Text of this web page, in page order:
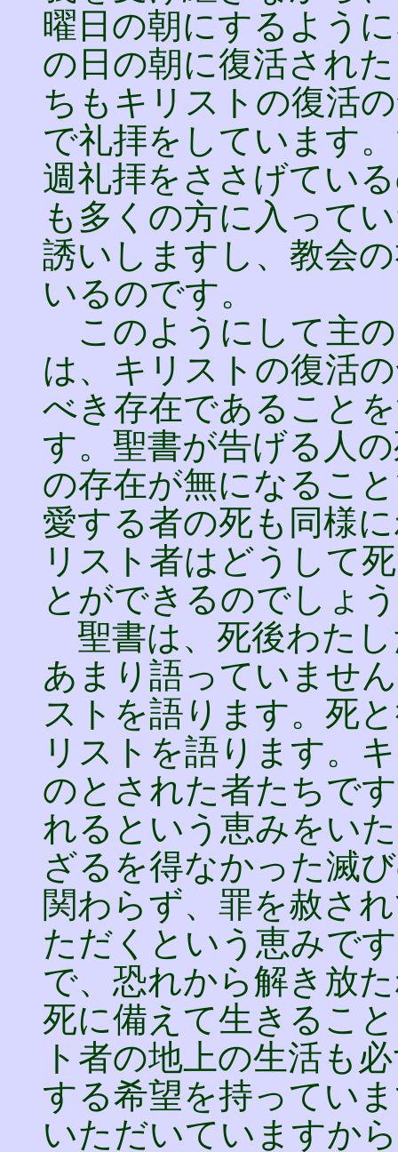
曜日の朝にするよう
の日の朝に復活され
ちもキリストの復活
で礼拝をしています
週礼拝をささげてい
も多くの方に入って
誘いしますし、教会
いるのです。
このようにして主
は、キリストの復活
べき存在であること
す。聖書が告げる人
の存在が無になるこ
愛する者の死も同様
リスト者はどうして
とができるのでしょ
聖書は、死後わた
あまり語っていませ
ストを語ります。死
リストを語ります。
のとされた者たちで
れるという恵みをい
ざるを得なかった滅
関わらず、罪を赦さ
ただくという恵みで
で、恐れから解き放
死に備えて生きるこ
ト者の地上の生活も
する希望を持ってい
いただいていますか